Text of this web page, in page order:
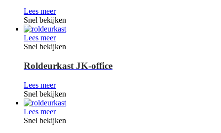
Lees meer
Snel bekijken
Lees meer
Snel bekijken
Roldeurkast JK-office
Lees meer
Snel bekijken
Lees meer
Snel bekijken